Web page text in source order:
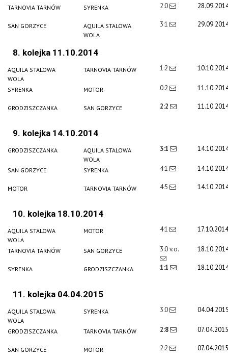
TARNOVIA TARNÓW SYRENKA 2:0
SAN GORZYCE
AQUILA STALOWA
WOLA
3:1
8. kolejka 11.10.2014
AQUILA STALOWA
WOLA
TARNOVIA TARNÓW 1:2
SYRENKA MOTOR 0:2
GRODZISZCZANKA SAN GORZYCE 2:2
9. kolejka 14.10.2014
GRODZISZCZANKA
AQUILA STALOWA
WOLA
3:1
SAN GORZYCE SYRENKA 4:1
MOTOR TARNOVIA TARNÓW 4:5
10. kolejka 18.10.2014
AQUILA STALOWA
WOLA
MOTOR 4:1
TARNOVIA TARNÓW SAN GORZYCE 3:0 v.o.
SYRENKA GRODZISZCZANKA 1:1
11. kolejka 04.04.2015
AQUILA STALOWA
WOLA
SYRENKA 3:0
GRODZISZCZANKA TARNOVIA TARNÓW 2:8
SAN GORZYCE MOTOR 2:2